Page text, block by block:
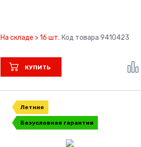
На складе > 16 шт. Код товара 9410423
КУПИТЬ
Летние
Безусловная гарантия